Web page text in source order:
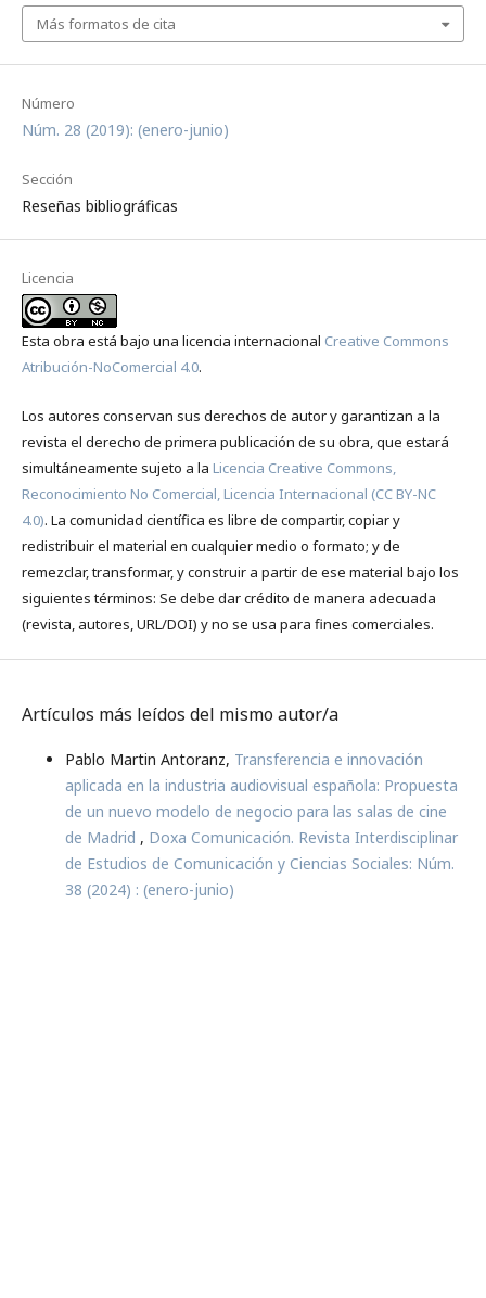
Número
Núm. 28 (2019): (enero-junio)
Sección
Reseñas bibliográficas
Licencia
Esta obra está bajo una licencia internacional Creative Commons
Atribución-NoComercial 4.0.
Los autores conservan sus derechos de autor y garantizan a la
revista el derecho de primera publicación de su obra, que estará
simultáneamente sujeto a la Licencia Creative Commons,
Reconocimiento No Comercial, Licencia Internacional (CC BY-NC
4.0). La comunidad científica es libre de compartir, copiar y
redistribuir el material en cualquier medio o formato; y de
remezclar, transformar, y construir a partir de ese material bajo los
siguientes términos: Se debe dar crédito de manera adecuada
(revista, autores, URL/DOI) y no se usa para fines comerciales.
Más formatos de cita
Artículos más leídos del mismo autor/a
Pablo Martin Antoranz, Transferencia e innovación
aplicada en la industria audiovisual española: Propuesta
de un nuevo modelo de negocio para las salas de cine
de Madrid , Doxa Comunicación. Revista Interdisciplinar
de Estudios de Comunicación y Ciencias Sociales: Núm.
38 (2024) : (enero-junio)